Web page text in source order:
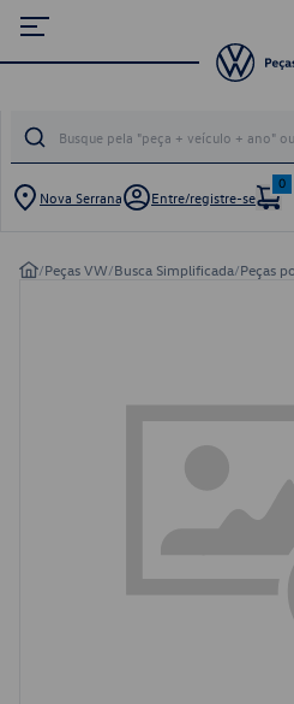
Nova Serrana Entre/registre-se
0
/Peças VW/Busca Simplificada/Peças